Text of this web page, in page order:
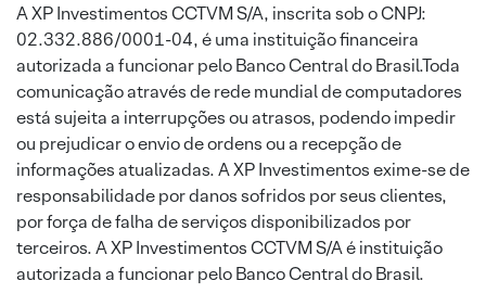
A XP Investimentos CCTVM S/A, inscrita sob o CNPJ:
02.332.886/0001-04, é uma instituição financeira
autorizada a funcionar pelo Banco Central do Brasil.Toda
comunicação através de rede mundial de computadores
está sujeita a interrupções ou atrasos, podendo impedir
ou prejudicar o envio de ordens ou a recepção de
informações atualizadas. A XP Investimentos exime-se de
responsabilidade por danos sofridos por seus clientes,
por força de falha de serviços disponibilizados por
terceiros. A XP Investimentos CCTVM S/A é instituição
autorizada a funcionar pelo Banco Central do Brasil.